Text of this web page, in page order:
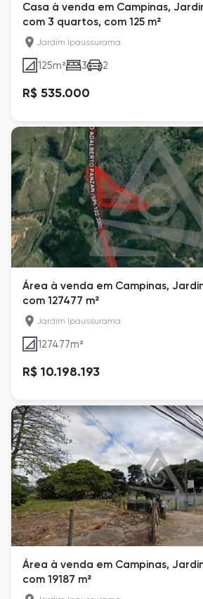
Casa à venda em Campinas,
com 3 quartos, com 125 m²
Jardim Ipaussurama
125m² 3 2
R$ 535.000
Área à venda em Campinas,
com 127477 m²
Jardim Ipaussurama
127477m²
R$ 10.198.193
Área à venda em Campinas,
com 19187 m²